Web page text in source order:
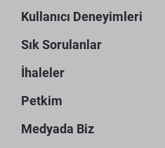
Kullanıcı Deneyimleri
Sık Sorulanlar
İhaleler
Petkim
Medyada Biz